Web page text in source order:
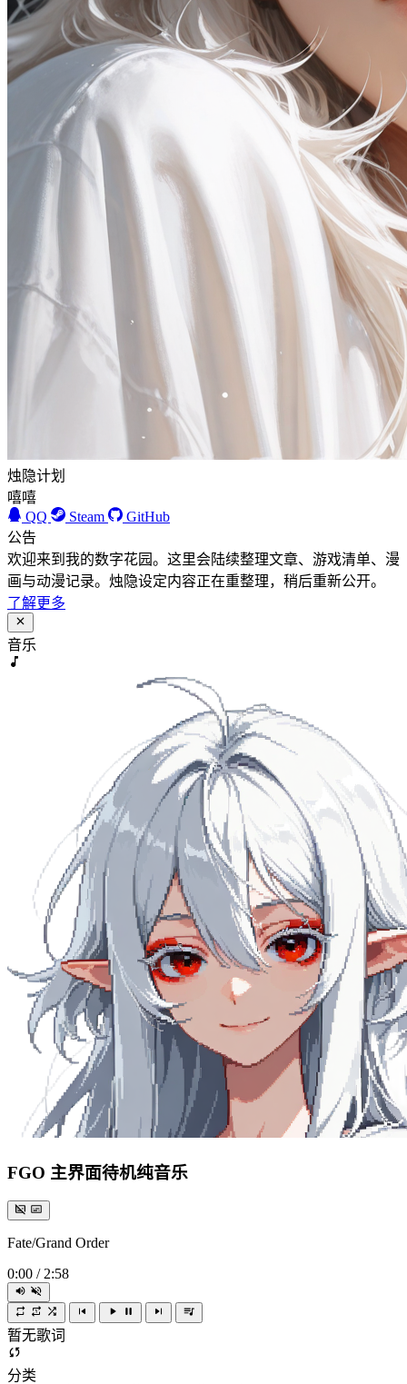
烛隐计划
嘻嘻
QQ
Steam
GitHub
公告
欢迎来到我的数字花园。这里会陆续整理文章、游戏清单、漫
画与动漫记录。烛隐设定内容正在重整理，稍后重新公开。
了解更多
音乐
FGO 主界面待机纯音乐
Fate/Grand Order
0:00 / 2:58
暂无歌词
分类